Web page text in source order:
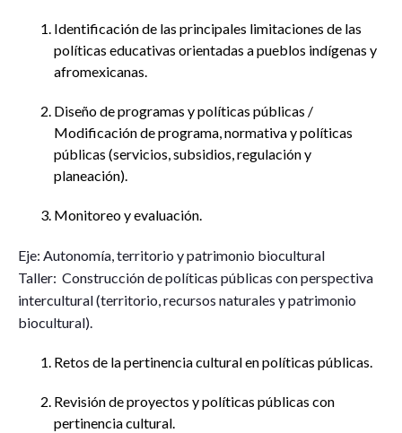
Identificación de las principales limitaciones de las
políticas educativas orientadas a pueblos indígenas y
afromexicanas.
Diseño de programas y políticas públicas /
Modificación de programa, normativa y políticas
públicas (servicios, subsidios, regulación y
planeación).
Monitoreo y evaluación.
Eje: Autonomía, territorio y patrimonio biocultural
Taller: Construcción de políticas públicas con perspectiva
intercultural (territorio, recursos naturales y patrimonio
biocultural).
Retos de la pertinencia cultural en políticas públicas.
Revisión de proyectos y políticas públicas con
pertinencia cultural.